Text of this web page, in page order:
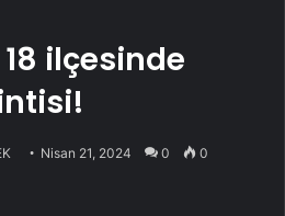
ilçesinde
Nisan 21, 2024 0 0